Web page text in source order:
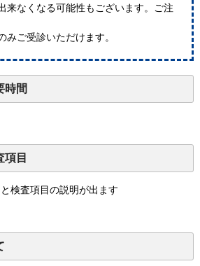
来なくなる可能性もございます。ご注
ご受診いただけます。
時間
項目
検査項目の説明が出ます